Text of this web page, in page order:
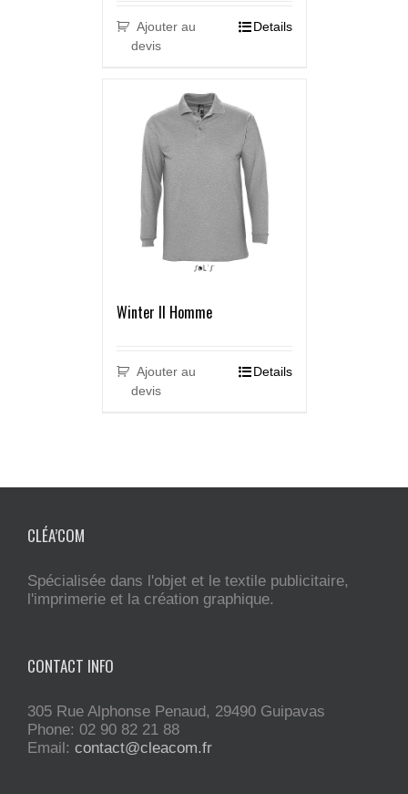
Ajouter au
devis
Details
Winter II Homme
Ajouter au
devis
Details
CLÉA’COM
Spécialisée dans l'objet et le textile publicitaire,
l'imprimerie et la création graphique.
CONTACT INFO
305 Rue Alphonse Penaud, 29490 Guipavas
Phone: 02 90 82 21 88
Email: contact@cleacom.fr